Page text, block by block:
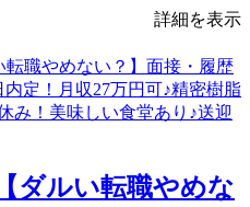
詳細を表示
ダルい転職やめな